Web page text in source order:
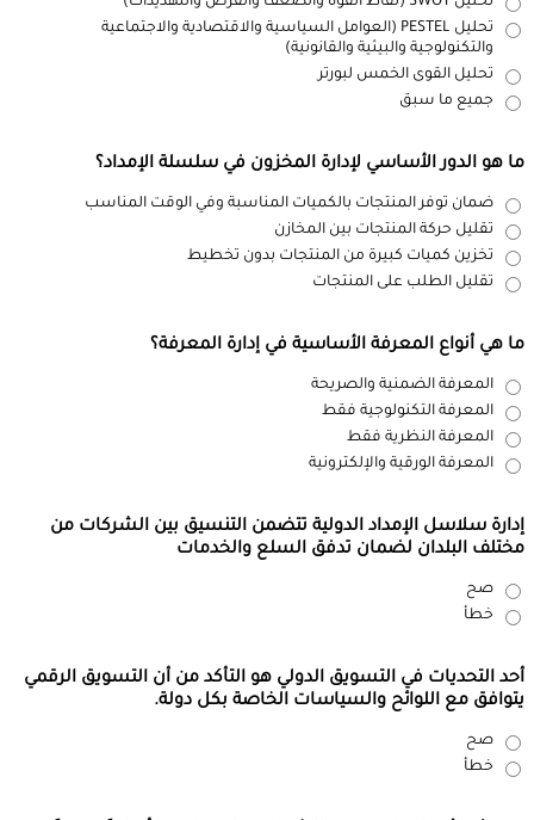
تحليل PESTEL (العوامل السياسية والاقتصادية والاجتماعية
والتكنولوجية والبيئية والقانونية)
تحليل القوى الخمس لبورتر
جميع ما سبق
ما هو الدور الأساسي لإدارة المخزون في سلسلة الإمداد؟
ضمان توفر المنتجات بالكميات المناسبة وفي الوقت المناسب
تقليل حركة المنتجات بين المخازن
تخزين كميات كبيرة من المنتجات بدون تخطيط
تقليل الطلب على المنتجات
ما هي أنواع المعرفة الأساسية في إدارة المعرفة؟
المعرفة الضمنية والصريحة
المعرفة التكنولوجية فقط
المعرفة النظرية فقط
المعرفة الورقية والإلكترونية
إدارة سلاسل الإمداد الدولية تتضمن التنسيق بين الشركات من
مختلف البلدان لضمان تدفق السلع والخدمات
صح
خطأ
أحد التحديات في التسويق الدولي هو التأكد من أن التسويق الرقمي
يتوافق مع اللوائح والسياسات الخاصة بكل دولة.
صح
خطأ